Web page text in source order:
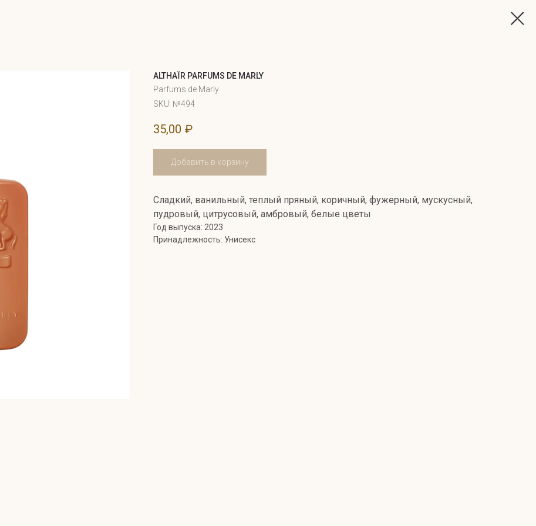
ALTHAÏR PARFUMS DE MARLY
Parfums de Marly
SKU: №494
35,00 ₽
Добавить в корзину
Сладкий, ванильный, теплый пряный, коричный, фужерный, мускусный,
пудровый, цитрусовый, амбровый, белые цветы
Год выпуска: 2023
Принадлежность: Унисекс